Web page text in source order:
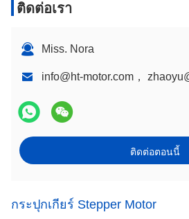
ติดต่อเรา
Miss. Nora
info@ht-motor.com，
ติดต่อตอนนี้
กระปุกเกียร์ Stepper Motor